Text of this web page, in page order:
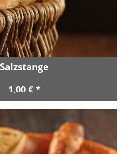
Salzstange
1,00 € *